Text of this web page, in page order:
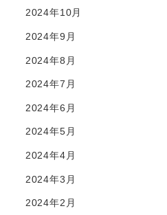
2024年10月
2024年9月
2024年8月
2024年7月
2024年6月
2024年5月
2024年4月
2024年3月
2024年2月